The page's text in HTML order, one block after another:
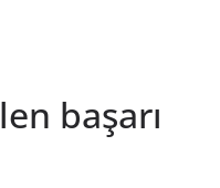
başarı